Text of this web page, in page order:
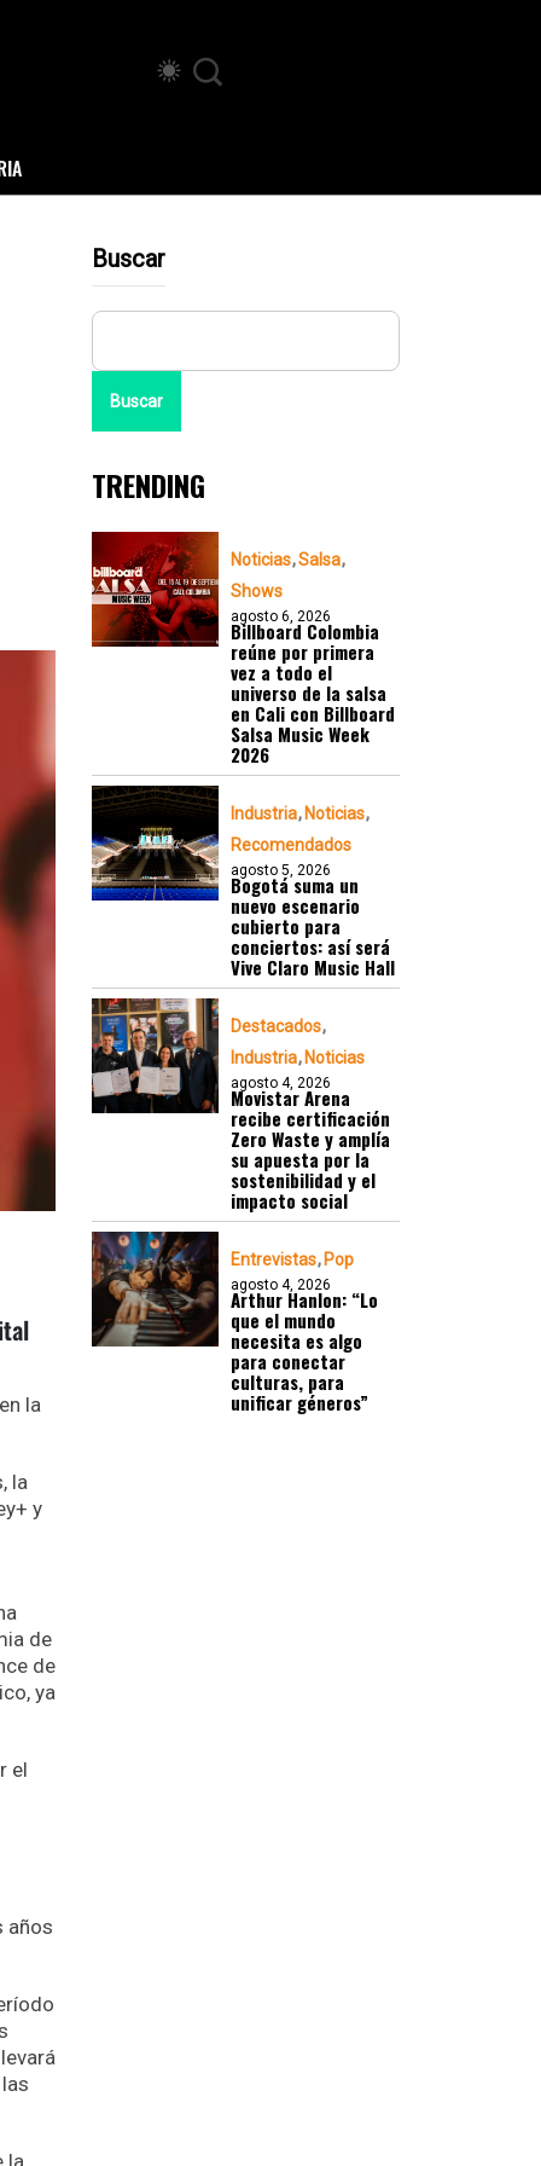
la
la
y
de
de
ya
el
años
Buscar
Buscar
TRENDING
Noticias Salsa
Shows
agosto 6, 2026
Billboard Colombia
reúne por primera
vez a todo el
universo de la salsa
en Cali con Billboard
Salsa Music Week
2026
Industria Noticias
Recomendados
agosto 5, 2026
Bogotá suma un
nuevo escenario
cubierto para
conciertos: así será
Vive Claro Music Hall
Destacados
Industria Noticias
agosto 4, 2026
Movistar Arena
recibe certificación
Zero Waste y amplía
su apuesta por la
sostenibilidad y el
impacto social
Entrevistas Pop
agosto 4, 2026
Arthur Hanlon: “Lo
que el mundo
necesita es algo
para conectar
culturas, para
unificar géneros”